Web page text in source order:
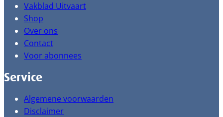
Vakblad Uitvaart
Shop
Over ons
Contact
Voor abonnees
Service
Algemene voorwaarden
Disclaimer